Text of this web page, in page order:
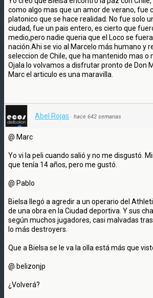
como algo mas que un amor de verano, fue
platonico que se hace realidad. No fue solo
ciudad, fue un pais entero, es cierto que
medio,pero nadie queria que el Loco se
nación.Ahi se vio al Marcelo más humano y
seleccion de Chile, que ha mantenido mas o
Ojala lo volvamos a disfrutar pronto de Don
Marc el articulo es una maravilla.
Abel Rojas · hace 642 semanas
@ Marc
Yo vi la peli cuando salió y no me disgustó.
que tenía 14 años, pero me gustó.
@ Pablo
Bielsa llegó a agredir a un operario del
de una obra en la Ciudad deportiva. Y sus
según muchos jugadores, casi malvadas
lo más destroyers.
Que a Bielsa se le va la olla está más que
@ belizonjp
¿Volverá?